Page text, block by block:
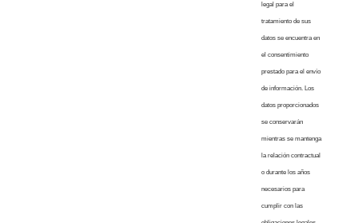
legal para el
tratamiento de sus
datos se encuentra en
el consentimiento
prestado para el envío
de información. Los
datos proporcionados
se conservarán
mientras se mantenga
la relación contractual
o durante los años
necesarios para
cumplir con las